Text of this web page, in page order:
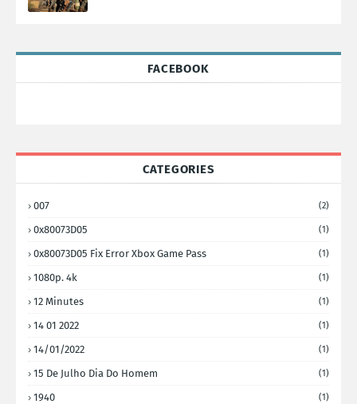
FACEBOOK
CATEGORIES
007 (2)
0x80073D05 (1)
0x80073D05 Fix Error Xbox Game Pass (1)
1080p. 4k (1)
12 Minutes (1)
14 01 2022 (1)
14/01/2022 (1)
15 De Julho Dia Do Homem (1)
1940 (1)